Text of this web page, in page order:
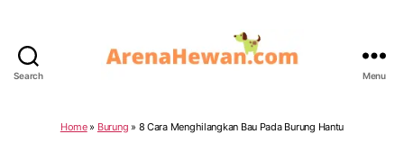
Search Menu
Home» Burung » 8 Cara Menghilangkan Bau Pada Burung Hantu